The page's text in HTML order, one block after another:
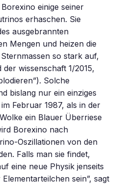
einige seiner
erhaschen. Sie
ausgebrannten
Mengen und heizen die
so stark auf,
wissenschaft 1/2015,
Solche
bislang nur ein einziges
Februar 1987, als in der
ein Blauer Überriese
Borexino nach
Oszillationen von den
Falls man sie findet,
eine neue Physik jenseits
sein”, sagt